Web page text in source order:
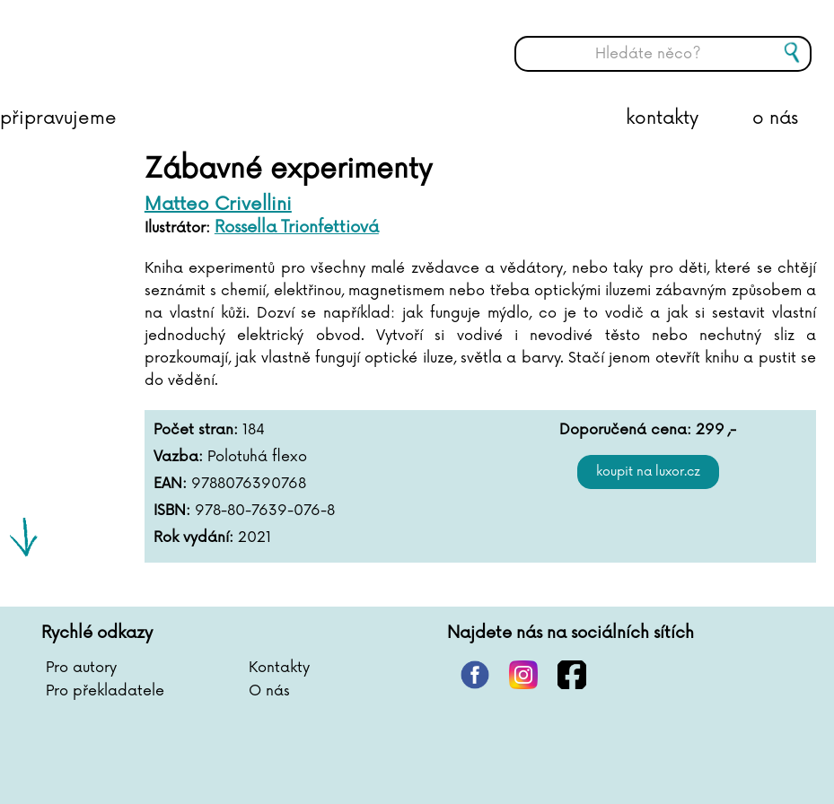
připravujeme o nás
kontakty
Zábavné experimenty
Matteo Crivellini
Ilustrátor: Rossella Trionfettiová
Kniha experimentů pro všechny malé zvědavce a vědátory, nebo taky pro děti, které se chtějí
seznámit s chemií, elektřinou, magnetismem nebo třeba optickými iluzemi zábavným způsobem a
na vlastní kůži. Dozví se například: jak funguje mýdlo, co je to vodič a jak si sestavit vlastní
jednoduchý elektrický obvod. Vytvoří si vodivé i nevodivé těsto nebo nechutný sliz a
prozkoumají, jak vlastně fungují optické iluze, světla a barvy. Stačí jenom otevřít knihu a pustit se
do vědění.
Počet stran: 184
Vazba: Polotuhá flexo
EAN: 9788076390768
ISBN: 978-80-7639-076-8
Rok vydání: 2021
Doporučená cena:299 ,-
Rychlé odkazy
Pro autory
Kontakty
Pro překladatele
O nás
Najdete nás na sociálních sítích